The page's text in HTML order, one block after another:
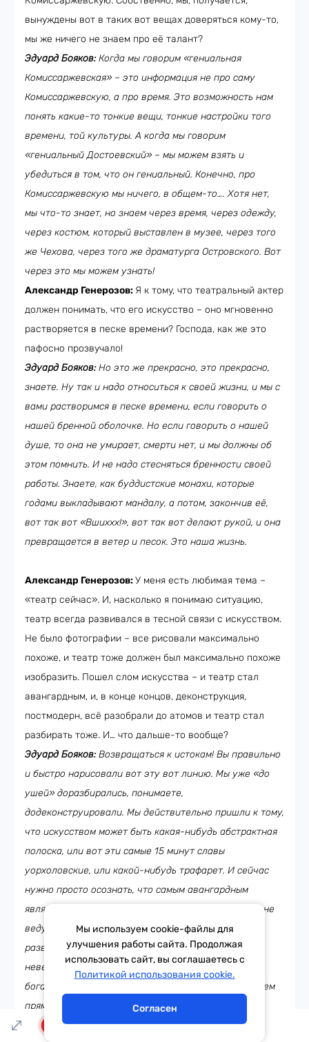
вынуждены вот в таких вот вещах доверяться кому-то,
мы же ничего не знаем про её талант?
Эдуард Бояков:Когда мы говорим «гениальная
Комиссаржевская» – это информация не про саму
Комиссаржевскую, а про время. Это возможность нам
понять какие-то тонкие вещи, тонкие настройки того
времени, той культуры. А когда мы говорим
«гениальный Достоевский» – мы можем взять и
убедиться в том, что он гениальный. Конечно, про
Комиссаржевскую мы ничего, в общем-то…. Хотя нет,
мы что-то знает, но знаем через время, через одежду,
через костюм, который выставлен в музее, через того
же Чехова, через того же драматурга Островского. Вот
через это мы можем узнать!
Александр Генерозов: Я к тому, что театральный актер
должен понимать, что его искусство – оно мгновенно
растворяется в песке времени? Господа, как же это
пафосно прозвучало!
Эдуард Бояков:Но это же прекрасно, это прекрасно,
знаете. Ну так и надо относиться к своей жизни, и мы с
вами растворимся в песке времени, если говорить о
нашей бренной оболочке. Но если говорить о нашей
душе, то она не умирает, смерти нет, и мы должны об
этом помнить. И не надо стесняться бренности своей
работы. Знаете, как буддистские монахи, которые
годами выкладывают мандалу, а потом, закончив её,
вот так вот «Вшиххх!», вот так вот делают рукой, и она
превращается в ветер и песок. Это наша жизнь.
Александр Генерозов:У меня есть любимая тема –
«театр сейчас». И, насколько я понимаю ситуацию,
театр всегда развивался в тесной связи с искусством.
Не было фотографии – все рисовали максимально
похоже, и театр тоже должен был максимально похоже
изобразить. Пошел слом искусства – и театр стал
авангардным, и, в конце концов, деконструкция,
постмодерн, всё разобрали до атомов и театр стал
разбирать тоже. И… что дальше-то вообще?
Эдуард Бояков:Возвращаться к истокам! Вы правильно
и быстро нарисовали вот эту вот линию. Мы уже «до
ушей» доразбирались, понимаете,
додеконструировали. Мы действительно пришли к тому,
что искусством может быть какая-нибудь абстрактная
полоска, или вот эти самые 15 минут славы
уорхоловские, или какой-нибудь трафарет. И сейчас
нужно просто осознать, что самым авангардным
является не развитие этого, в общем-то, ни к чему не
ведущего пути – мы уперлись в стенку. И надо
развернуться, посмотреть назад и увидеть там
невероятное богатство! Увидеть там невероятное
богатство европейской культуры, к которой мы имеем
прямое отношение и наследниками которой мы
являемся, и не просто наследниками, а реальными
Тема дня Гороскоп
Мы используем cookie-файлы для
улучшения работы сайта. Продолжая
использовать сайт, вы соглашаетесь с
Политикой использования cookie.
Согласен